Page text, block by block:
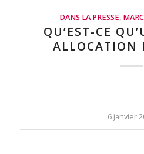
DANS LA PRESSE,
QU’EST-CE
ALLOCATION
6 janvier